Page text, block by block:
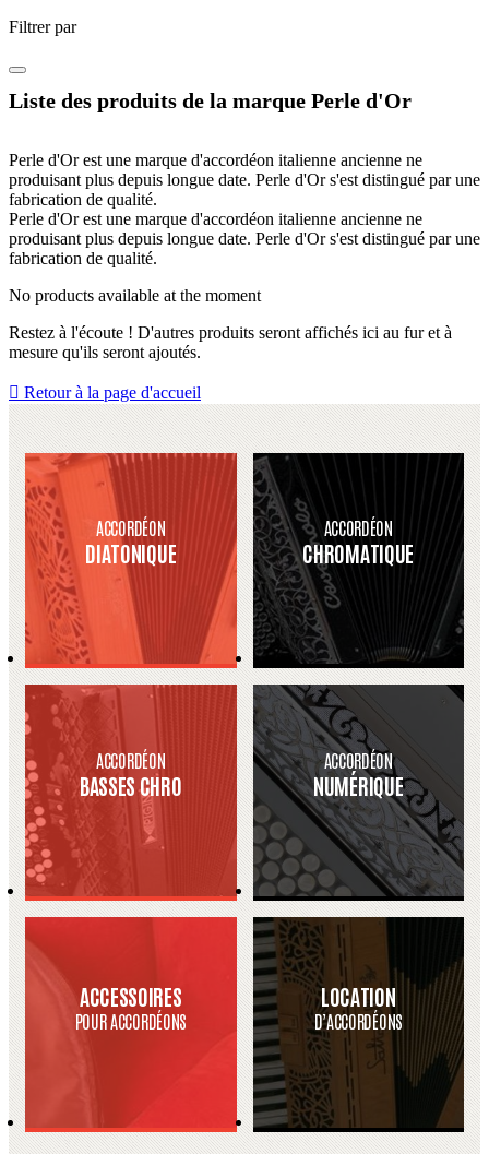
Filtrer par
Liste des produits de la marque Perle d'Or
Perle d'Or est une marque d'accordéon italienne ancienne ne
produisant plus depuis longue date. Perle d'Or s'est distingué par une
fabrication de qualité.
Perle d'Or est une marque d'accordéon italienne ancienne ne
produisant plus depuis longue date. Perle d'Or s'est distingué par une
fabrication de qualité.
No products available at the moment
Restez à l'écoute ! D'autres produits seront affichés ici au fur et à
mesure qu'ils seront ajoutés.
 Retour à la page d'accueil
ACCORDÉON
DIATONIQUE
ACCORDÉON
CHROMATIQUE
ACCORDÉON
BASSES CHRO
ACCORDÉON
NUMÉRIQUE
ACCESSOIRES
POUR ACCORDÉONS
LOCATION
D’ACCORDÉONS